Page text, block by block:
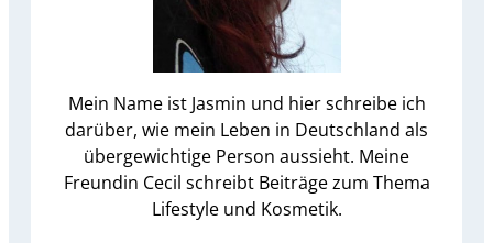
Mein Name ist Jasmin und hier schreibe ich
darüber, wie mein Leben in Deutschland als
übergewichtige Person aussieht. Meine
Freundin Cecil schreibt Beiträge zum Thema
Lifestyle und Kosmetik.